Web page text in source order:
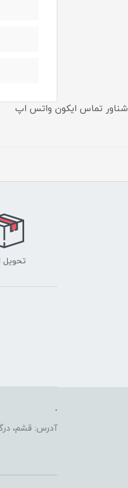
شناور تماس ایکون واتس اپ
.
آدرس: قشم،